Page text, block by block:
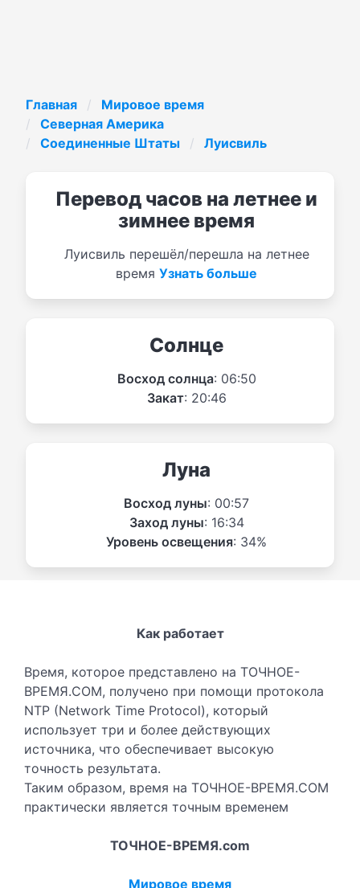
Главная
Мировое время
Северная Америка
Соединенные Штаты
Луисвиль
Перевод часов на летнее и
зимнее время
Луисвиль перешёл/перешла на летнее
время Узнать больше
Солнце
Восход солнца: 06:50
Закат: 20:46
Луна
Восход луны: 00:57
Заход луны: 16:34
Уровень освещения: 34%
Как работает
Время, которое представлено на ТОЧНОЕ-
ВРЕМЯ.COM, получено при помощи протокола
NTP (Network Time Protocol), который
использует три и более действующих
источника, что обеспечивает высокую
точность результата.
Таким образом, время на ТОЧНОЕ-ВРЕМЯ.COM
практически является точным временем
ТОЧНОЕ-ВРЕМЯ.com
Мировое время